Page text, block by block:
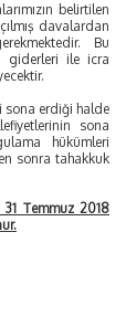
belirtilen
davalardan
Bu
giderleri ile icra
erdiği halde
sona
hükümleri
sonra tahakkuk
Temmuz 2018